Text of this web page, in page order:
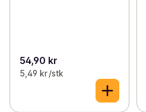
54,90 kr
5,49 kr /stk